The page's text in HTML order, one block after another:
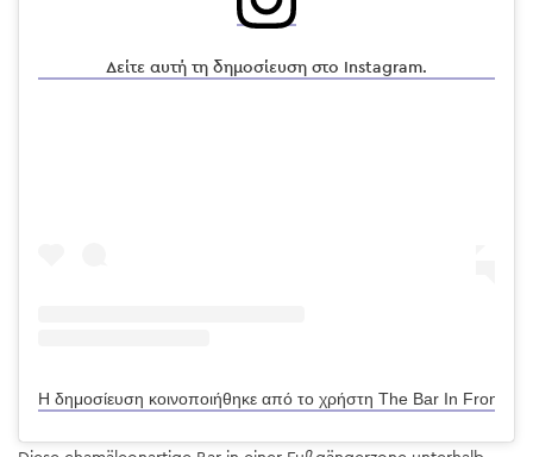
Δείτε αυτή τη δημοσίευση στο Instagram.
Η δημοσίευση κοινοποιήθηκε από το χρήστη The Bar In Front